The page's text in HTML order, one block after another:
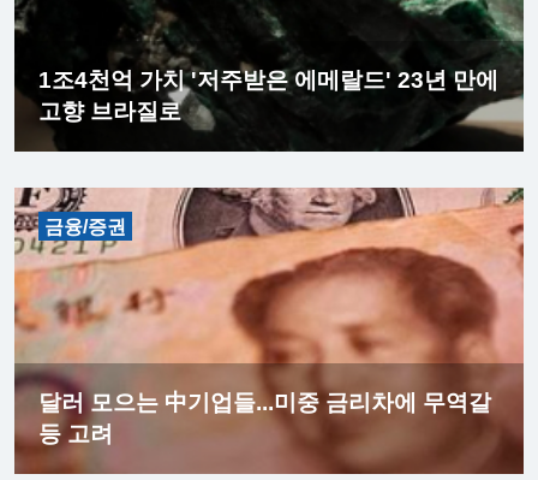
1조4천억 가치 '저주받은 에메랄드' 23년 만에
고향 브라질로
금융/증권
달러 모으는 中기업들...미중 금리차에 무역갈
등 고려